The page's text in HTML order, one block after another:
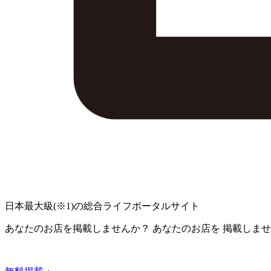
日本最大級(※1)の総合ライフポータルサイト
あなたのお店を掲載しませんか？ あなたのお店を 掲載しま